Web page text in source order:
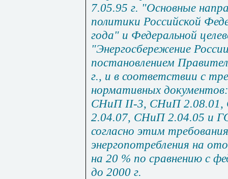
7.05.95 г. "Основные
политики Российской
года" и Федеральной
"Энергосбережение
постановлением
г., и в соответствии с
нормативных
СНиП II-3, СНиП
2.04.07, СНиП 2.04.05 и
согласно этим
энергопотребления на
на 20 % по сравнению с
до 2000 г.